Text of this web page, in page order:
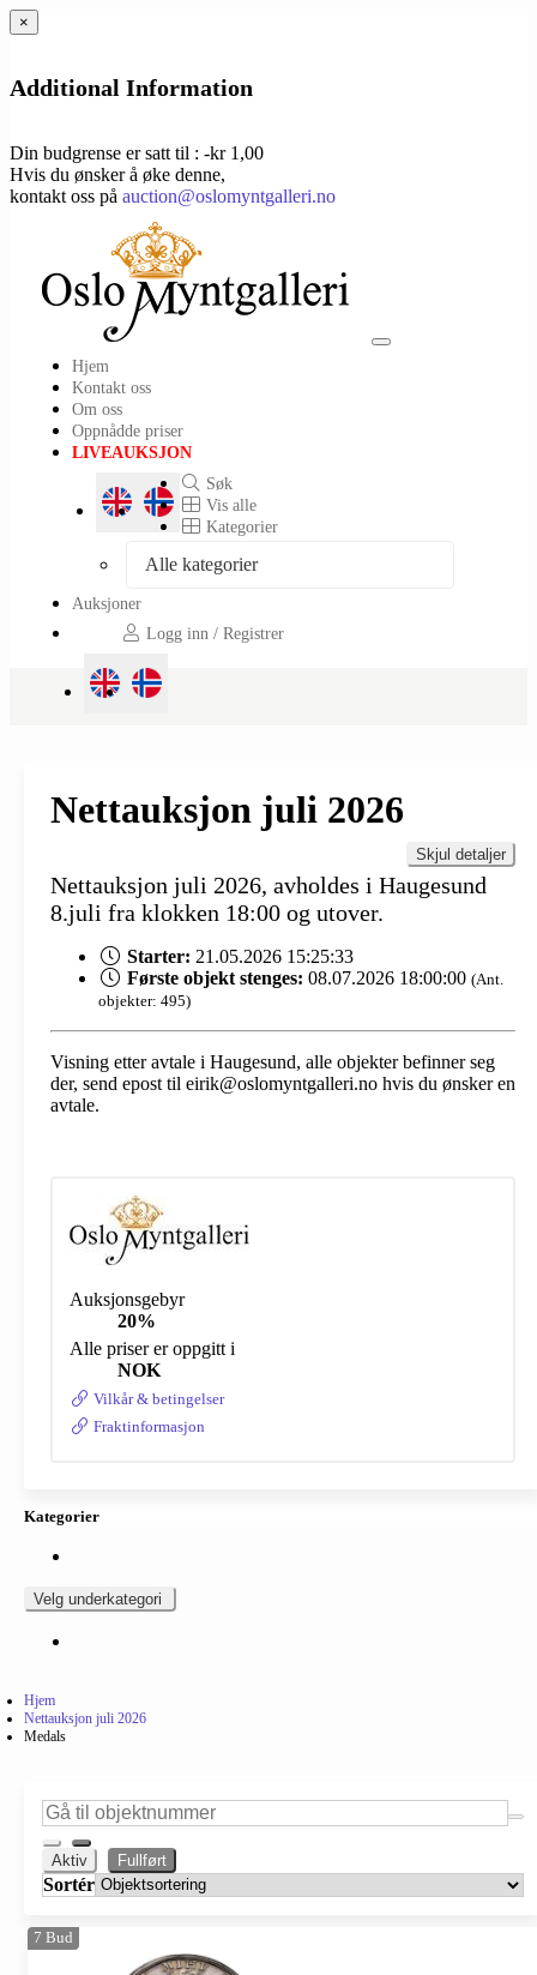
×
Additional Information
Din budgrense er satt til : -kr 1,00
Hvis du ønsker å øke denne,
kontakt oss på auction@oslomyntgalleri.no
Toggle
Hjem
Kontakt oss
Om oss
Oppnådde priser
LIVEAUKSJON
Søk
Vis alle
Kategorier
Alle kategorier
Auksjoner
Logg inn / Registrer
Nettauksjon juli 2026
Skjul detaljer
Nettauksjon juli 2026, avholdes i Haugesund
8.juli fra klokken 18:00 og utover.
Starter: 21.05.2026 15:25:33
Første objekt stenges: 08.07.2026 18:00:00 (Ant.
objekter: 495)
Visning etter avtale i Haugesund, alle objekter befinner seg
der, send epost til eirik@oslomyntgalleri.no hvis du ønsker en
avtale.
Auksjonsgebyr
20%
Alle priser er oppgitt i
NOK
Vilkår & betingelser
Fraktinformasjon
Kategorier
Velg underkategori
Hjem
Nettauksjon juli 2026
Medals
Aktiv Fullført
Sortér
7 Bud